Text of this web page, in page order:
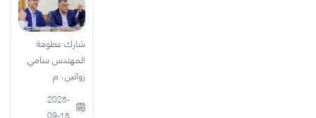
شارك عطوفة
المهندس سامي
زواتين، م
2025-
09-15